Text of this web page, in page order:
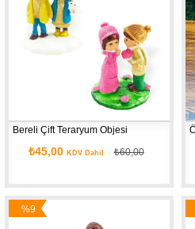
Bereli Çift Teraryum Objesi
₺45,00 KDV Dahil ₺60,00
%9